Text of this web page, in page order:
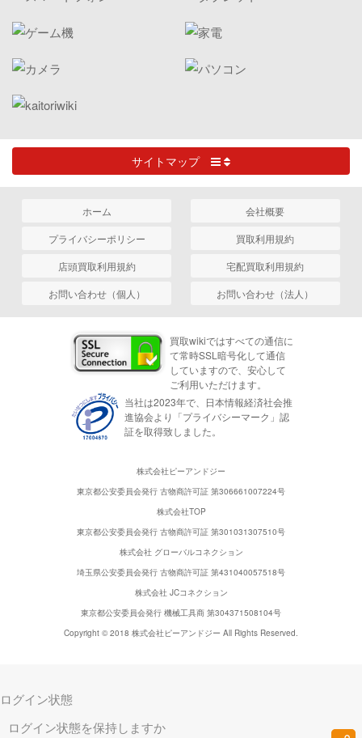
サイトマップ
ホーム
会社概要
プライバシーポリシー
買取利用規約
店頭買取利用規約
宅配買取利用規約
お問い合わせ（個人）
お問い合わせ（法人）
買取wikiではすべての通信に
て常時SSL暗号化して通信
していますので、安心して
ご利用いただけます。
当社は2023年で、日本情報経済社会推
進協会より「プライバシーマーク」認
証を取得致しました。
株式会社ピーアンドジー
東京都公安委員会発行 古物商許可証 第306661007224号
株式会社TOP
東京都公安委員会発行 古物商許可証 第301031307510号
株式会社 グローバルコネクション
埼玉県公安委員会発行 古物商許可証 第431040057518号
株式会社 JCコネクション
東京都公安委員会発行 機械工具商 第304371508104号
Copyright © 2018 株式会社ピーアンドジー All Rights Reserved.
ログイン状態
ログイン状態を保持しますか